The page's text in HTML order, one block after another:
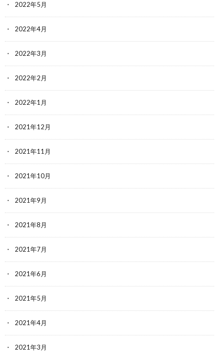
2022年5月
2022年4月
2022年3月
2022年2月
2022年1月
2021年12月
2021年11月
2021年10月
2021年9月
2021年8月
2021年7月
2021年6月
2021年5月
2021年4月
2021年3月